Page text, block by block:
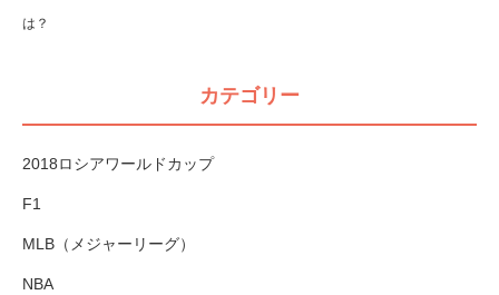
は？
カテゴリー
2018ロシアワールドカップ
F1
MLB（メジャーリーグ）
NBA